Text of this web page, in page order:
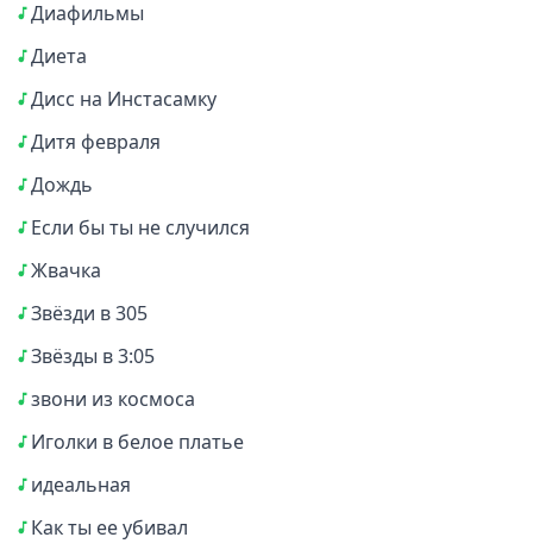
Диафильмы
Диета
Дисс на Инстасамку
Дитя февраля
Дождь
Если бы ты не случился
Жвачка
Звёзди в 305
Звёзды в 3:05
звони из космоса
Иголки в белое платье
идеальная
Как ты ее убивал